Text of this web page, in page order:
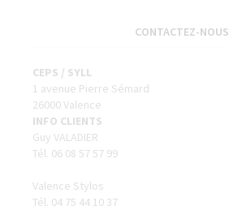
CONTACTEZ-NOUS
CEPS / SYLL
1 avenue Pierre Sémard
26000 Valence
INFO CLIENTS
Guy VALADIER
Tél. 06 08 57 57 99
Valence Stylos
Tél. 04 75 44 10 37